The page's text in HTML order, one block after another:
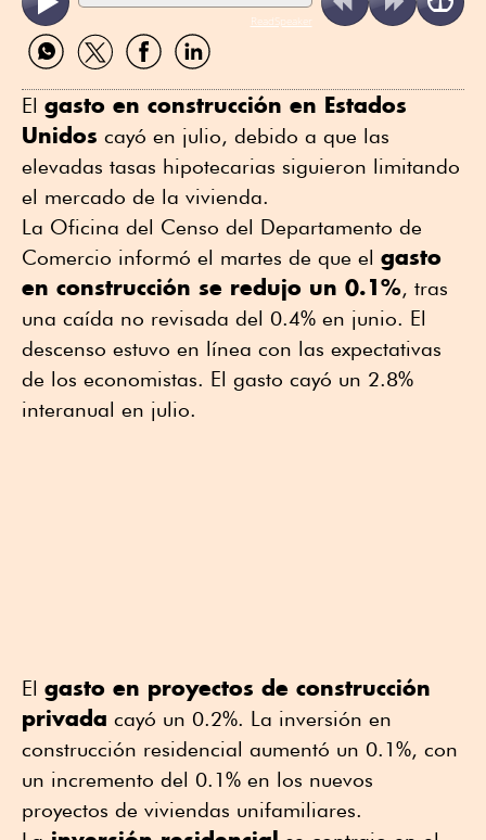
ReadSpeaker
Compartir
por
Compartir
por
Compartir
por
Compartir
por
El gasto en construcción en Estados
Unidos cayó en julio, debido a que las
elevadas tasas hipotecarias siguieron limitando
el mercado de la vivienda.
La Oficina del Censo del Departamento de
Comercio informó el martes de que el gasto
en construcción se redujo un 0.1%, tras
una caída no revisada del 0.4% en junio. El
descenso estuvo en línea con las expectativas
de los economistas. El gasto cayó un 2.8%
interanual en julio.
El gasto en proyectos de construcción
privada cayó un 0.2%. La inversión en
construcción residencial aumentó un 0.1%, con
un incremento del 0.1% en los nuevos
proyectos de viviendas unifamiliares.